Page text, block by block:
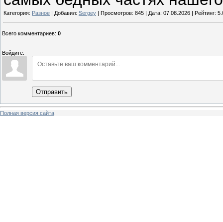
Категория: Разное | Добавил: Sergey | Просмотров: 845 | Дата: 07.08.2026 | Рейтинг:
Всего комментариев: 0
Войдите:
Отправить
Полная версия сайта